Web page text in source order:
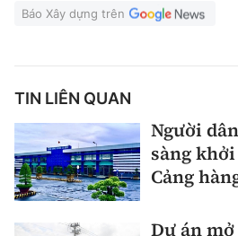
Báo Xây dựng trên
TIN LIÊN QUAN
Người
sàng
Cảng
Dự án